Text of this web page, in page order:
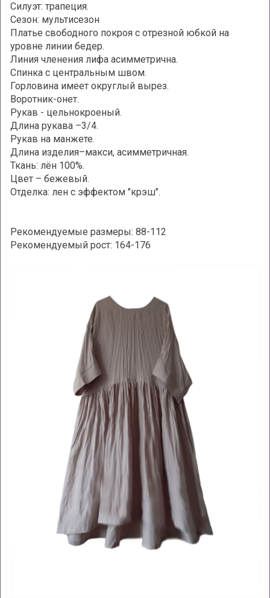
Силуэт: трапеция.
Сезон: мультисезон
Платье свободного покроя с отрезной юбкой на
уровне линии бедер.
Линия членения лифа асимметрична.
Спинка с центральным швом.
Горловина имеет округлый вырез.
Воротник-онет.
Рукав - цельнокроеный.
Длина рукава –3/4.
Рукав на манжете.
Длина изделия–макси, асимметричная.
Ткань: лён 100%.
Цвет – бежевый.
Отделка: лен с эффектом "крэш".
Рекомендуемые размеры: 88-112
Рекомендуемый рост: 164-176